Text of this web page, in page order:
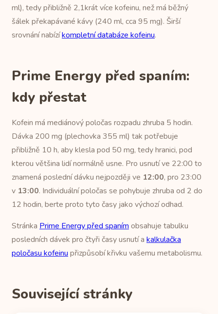
ml), tedy přibližně 2,1krát více kofeinu, než má běžný
šálek překapávané kávy (240 ml, cca 95 mg). Širší
srovnání nabízíkompletní databáze kofeinu.
Prime Energy před spaním:
kdy přestat
Kofein má mediánový poločas rozpadu zhruba 5 hodin.
Dávka 200 mg (plechovka 355 ml) tak potřebuje
přibližně 10 h, aby klesla pod 50 mg, tedy hranici, pod
kterou většina lidí normálně usne. Pro usnutí ve 22:00 to
znamená poslední dávku nejpozději ve 12:00, pro 23:00
v 13:00. Individuální poločas se pohybuje zhruba od 2 do
12 hodin, berte proto tyto časy jako výchozí odhad.
Stránka Prime Energy před spaním obsahuje tabulku
posledních dávek pro čtyři časy usnutí a kalkulačka
poločasu kofeinu přizpůsobí křivku vašemu metabolismu.
Související stránky